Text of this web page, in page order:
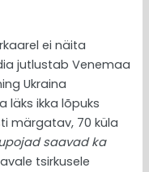
ei näita
jutlustab Venemaa
Ukraina
läks ikka lõpuks
märgatav, 70 küla
saavad ka
tsirkusele